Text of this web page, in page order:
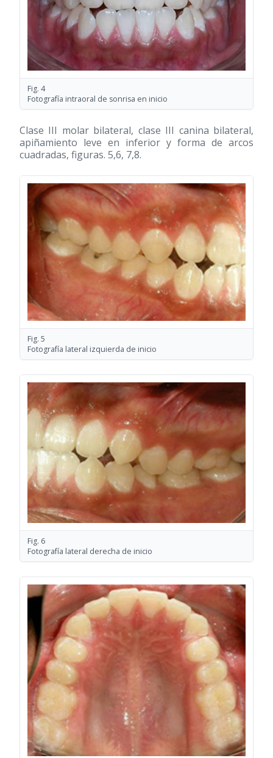
Fig. 4
Fotografía intraoral de sonrisa en inicio
Clase III molar bilateral, clase III canina bilateral,
apiñamiento leve en inferior y forma de arcos
cuadradas, figuras. 5,6, 7,8.
Fig. 5
Fotografía lateral izquierda de inicio
Fig. 6
Fotografía lateral derecha de inicio